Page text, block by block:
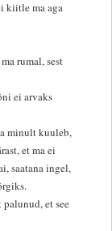
kiitle ma aga
rumal, sest
ei arvaks
minult kuuleb,
et ma ei
saatana ingel,
et see